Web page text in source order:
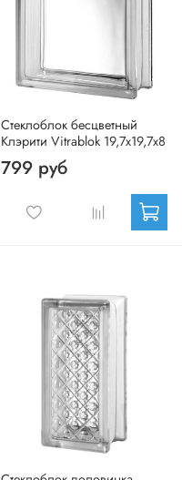
Стеклоблок бесцветный
Клэрити Vitrablok 19,7x19,7x8
799 руб